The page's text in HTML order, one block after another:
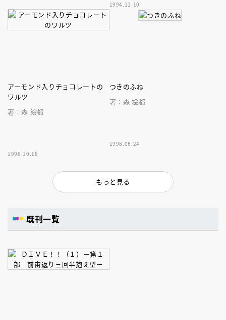
1994.11.10
アーモンド入りチョコレートの
ワルツ
著：森 絵都
1996.10.18
つきのふね
著：森 絵都
1998.06.24
もっと見る
既刊一覧